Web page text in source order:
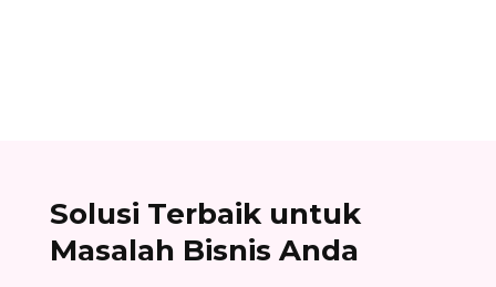
Solusi Terbaik untuk
Masalah Bisnis Anda